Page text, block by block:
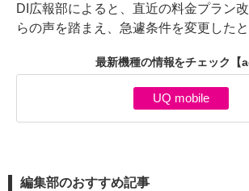
DI広報部によると、直近の料金プラン
らの声を踏まえ、急遽条件を変更したと
最新機種の情報をチェック 【
UQ mobile
編集部のおすすめ記事